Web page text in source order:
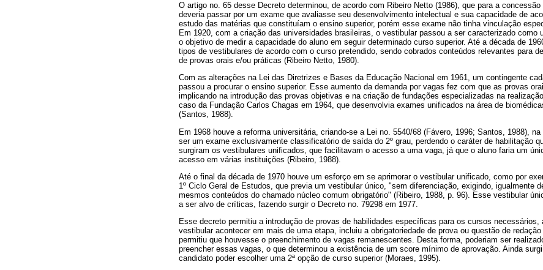
O artigo no. 65 desse Decreto determinou, de acordo com Ribeiro Netto (1986), que para a
deveria passar por um exame que avaliasse seu desenvolvimento intelectual e sua capacidade de
estudo das matérias que constituíam o ensino superior, porém esse exame não tinha vinculação
Em 1920, com a criação das universidades brasileiras, o vestibular passou a ser caracterizado como
o objetivo de medir a capacidade do aluno em seguir determinado curso superior. Até a década de
tipos de vestibulares de acordo com o curso pretendido, sendo cobrados conteúdos relevantes para
de provas orais e/ou práticas (Ribeiro Netto, 1980).
Com as alterações na Lei das Diretrizes e Bases da Educação Nacional em 1961, um contingente
passou a procurar o ensino superior. Esse aumento da demanda por vagas fez com que as provas
implicando na introdução das provas objetivas e na criação de fundações especializadas na
caso da Fundação Carlos Chagas em 1964, que desenvolvia exames unificados na área de
(Santos, 1988).
Em 1968 houve a reforma universitária, criando-se a Lei no. 5540/68 (Fávero, 1996; Santos, 1988),
ser um exame exclusivamente classificatório de saída do 2º grau, perdendo o caráter de habilitação
surgiram os vestibulares unificados, que facilitavam o acesso a uma vaga, já que o aluno faria um
acesso em várias instituições (Ribeiro, 1988).
Até o final da década de 1970 houve um esforço em se aprimorar o vestibular unificado, como por
1º Ciclo Geral de Estudos, que previa um vestibular único, "sem diferenciação, exigindo, igualmente
mesmos conteúdos do chamado núcleo comum obrigatório" (Ribeiro, 1988, p. 96). Esse vestibular
a ser alvo de críticas, fazendo surgir o Decreto no. 79298 em 1977.
Esse decreto permitiu a introdução de provas de habilidades específicas para os cursos necessários,
vestibular acontecer em mais de uma etapa, incluiu a obrigatoriedade de prova ou questão de
permitiu que houvesse o preenchimento de vagas remanescentes. Desta forma, poderiam ser
preencher essas vagas, o que determinou a existência de um score mínimo de aprovação. Ainda
candidato poder escolher uma 2ª opção de curso superior (Moraes, 1995).